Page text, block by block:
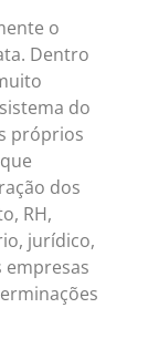
o
Dentro
do
próprios
dos
RH,
jurídico,
empresas